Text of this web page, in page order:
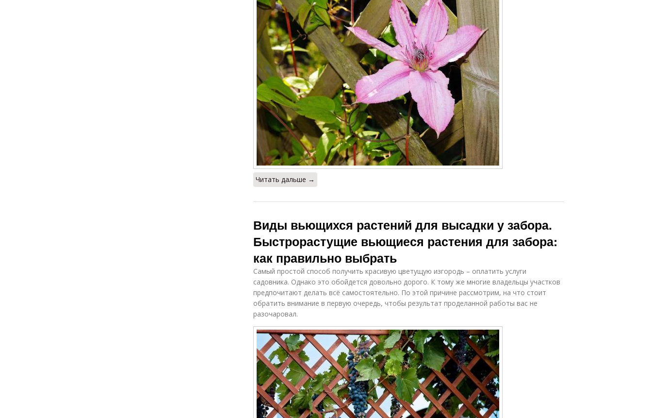
Читать дальше →
Виды вьющихся растений для высадки у забора.
Быстрорастущие вьющиеся растения для забора:
как правильно выбрать
Самый простой способ получить красивую цветущую изгородь – оплатить услуги
садовника. Однако это обойдется довольно дорого. К тому же многие владельцы участков
предпочитают делать всё самостоятельно. По этой причине рассмотрим, на что стоит
обратить внимание в первую очередь, чтобы результат проделанной работы вас не
разочаровал.